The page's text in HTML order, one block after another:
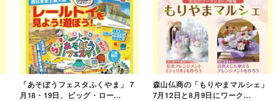
「あそぼうフェスタふくやま」 7
月18・19日、ビッグ・ロー...
森山仏商の「もりやまマルシェ」
7月12日と8月9日にワーク...